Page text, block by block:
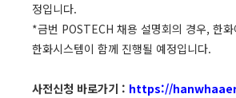
정입니다.
*금번 POSTECH 채용 설명회의 경우, 한
한화시스템이 함께 진행될 예정입니다.
사전신청 바로가기 : https://